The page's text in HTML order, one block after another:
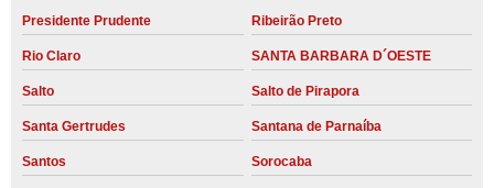
Presidente Prudente Ribeirão Preto
Rio Claro SANTA BARBARA D´OESTE
Salto Salto de Pirapora
Santa Gertrudes Santana de Parnaíba
Santos Sorocaba